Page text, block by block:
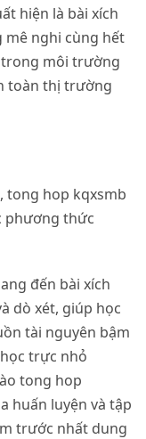
hiện là bài xích
nghi cùng hết
trong môi trường
toàn thị trường
tong hop kqxsmb
phương thức
đến bài xích
dò xét, giúp học
tài nguyên bậm
trực nhỏ
tong hop
huấn luyện và tập
trước nhất dung